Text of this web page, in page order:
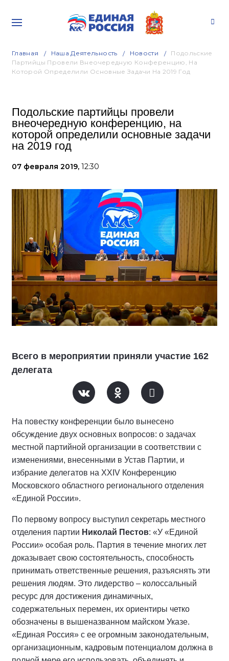
Главная Наша Деятельность Новости
Подольские
Партийцы Провели Внеочередную Конференцию, На
Которой Определили Основные Задачи На 2019 Год
Подольские партийцы провели
внеочередную конференцию, на
которой определили основные задачи
на 2019 год
07 февраля 2019, 12:30
Всего в мероприятии приняли участие 162
делегата
На повестку конференции было вынесено
обсуждение двух основных вопросов: о задачах
местной партийной организации в соответствии с
изменениями, внесенными в Устав Партии, и
избрание делегатов на XXIV Конференцию
Московского областного регионального отделения
«Единой России».
По первому вопросу выступил секретарь местного
отделения партии Николай Пестов: «У «Единой
России» особая роль. Партия в течение многих лет
доказывает свою состоятельность, способность
принимать ответственные решения, разъяснять эти
решения людям. Это лидерство – колоссальный
ресурс для достижения динамичных,
содержательных перемен, их ориентиры четко
обозначены в вышеназванном майском Указе.
«Единая Россия» с ее огромным законодательным,
организационным, кадровым потенциалом должна в